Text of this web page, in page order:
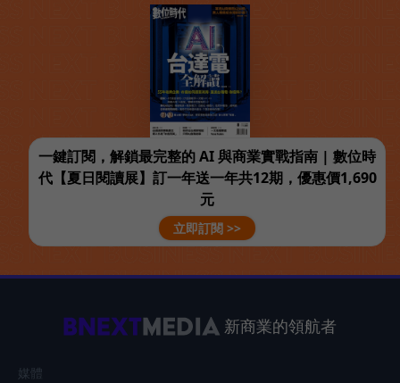
一鍵訂閱，解鎖最完整的 AI 與商業實戰指南 | 數位時
代【夏日閱讀展】訂一年送一年共12期，優惠價1,690
元
立即訂閱 >>
新商業的領航者
媒體